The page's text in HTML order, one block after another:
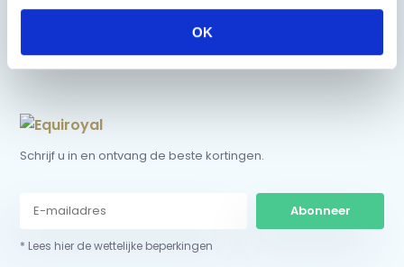
OK
info@equiroyal.nl
Schrijf u in en ontvang de beste kortingen.
Abonneer
* Lees hier de wettelijke beperkingen